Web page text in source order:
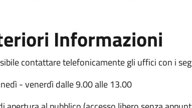
Informazioni
contattare telefonicamente gli uffici con i
- venerdì dalle 9.00 alle 13.00